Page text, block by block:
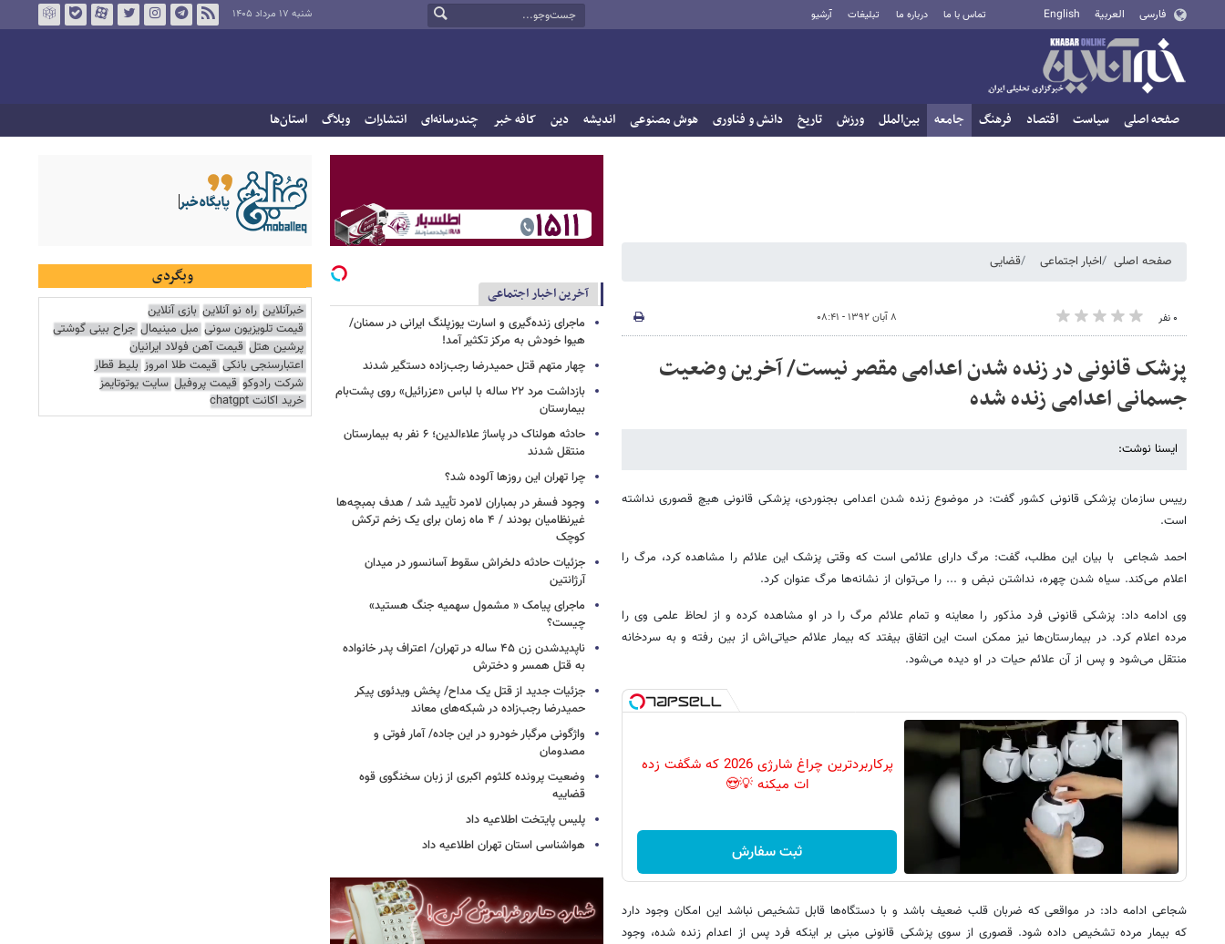
فارسی العربية English تماس با ما درباره ما تبلیغات آرشیو شنبه ۱۷ مرداد ۱۴۰۵
صفحه اصلی سیاست اقتصاد فرهنگ جامعه بین‌الملل ورزش تاریخ دانش و فناوری هوش مصنوعی اندیشه دین کافه خبر چندرسانه‌ای انتشارات وبلاگ استان‌ها
صفحه اصلی اخبار اجتماعی قضایی
۰ نفر ۸ آبان ۱۳۹۲ - ۰۸:۴۱
پزشک قانونی در زنده شدن اعدامی مقصر نیست/ آخرین وضعیت
جسمانی اعدامی زنده شده
ایسنا نوشت:
رییس سازمان پزشکی قانونی کشور گفت: در موضوع زنده شدن اعدامی بجنوردی، پزشکی قانونی هیچ قصوری نداشته
است.
احمد شجاعی با بیان این مطلب، گفت: مرگ دارای علائمی است که وقتی پزشک این علائم را مشاهده کرد،‌ مرگ را
اعلام می‌کند. سیاه شدن چهره، نداشتن نبض و ... را می‌توان از نشانه‌ها مرگ عنوان کرد.
وی ادامه داد: پزشکی قانونی فرد مذکور را معاینه و تمام علائم مرگ را در او مشاهده کرده و از لحاظ علمی وی را
مرده اعلام کرد. در بیمارستان‌ها نیز ممکن است این اتفاق بیفتد که بیمار علائم حیاتی‌اش از بین رفته و به سردخانه
منتقل می‌شود و پس از آن علائم حیات در او دیده می‌شود.
پرکاربردترین چراغ شارژی 2026 که شگفت زده
ات میکنه 💡😍
ثبت سفارش
شجاعی ادامه داد: در مواقعی که ضربان قلب ضعیف باشد و با دستگاه‌ها قابل تشخیص نباشد این امکان وجود دارد
که بیمار مرده تشخیص داده شود. قصوری از سوی پزشکی قانونی مبنی بر اینکه فرد پس از اعدام زنده شده، وجود
آخرین اخبار اجتماعی
ماجرای زنده‌گیری و اسارت یوزپلنگ ایرانی در سمنان/
هیوا خودش به مرکز تکثیر آمد!
چهار متهم قتل حمیدرضا رجب‌زاده دستگیر شدند
بازداشت مرد ۲۲ ساله با لباس «عزرائیل» روی پشت‌بام
بیمارستان
حادثه هولناک در پاساژ علاءالدین؛ ۶ نفر به بیمارستان
منتقل شدند
چرا تهران این روزها آلوده شد؟
وجود فسفر در بمباران لامرد تأیید شد / هدف بمبچه‌ها
غیرنظامیان بودند / ۴ ماه زمان برای یک زخم ترکش
کوچک
جزئیات حادثه دلخراش سقوط آسانسور در میدان
آرژانتین
ماجرای پیامک « مشمول سهمیه جنگ هستید»
چیست؟
ناپدیدشدن زن ۴۵ ساله در تهران/ اعتراف پدر خانواده
به قتل همسر و دخترش
جزئیات جدید از قتل یک مداح/ پخش ویدئوی پیکر
حمیدرضا رجب‌زاده در شبکه‌های معاند
واژگونی مرگبار خودرو در این جاده/ آمار فوتی و
مصدومان
وضعیت پرونده کلثوم اکبری از زبان سخنگوی قوه
قضاییه
پلیس پایتخت اطلاعیه داد
هواشناسی استان تهران اطلاعیه داد
وبگردی
خبرآنلاین راه نو آنلاین بازی آنلاین
قیمت تلویزیون سونی مبل مینیمال جراح بینی گوشتی
پرشین هتل قیمت آهن فولاد ایرانیان
اعتبارسنجی بانکی قیمت طلا امروز بلیط قطار
شرکت رادوکو قیمت پروفیل سایت یوتوتایمز
خرید اکانت chatgpt